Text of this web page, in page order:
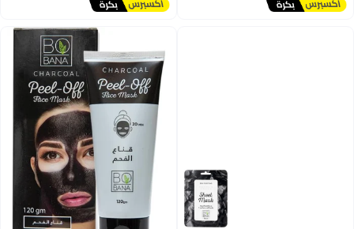
تم بيع +10 مؤخرًا